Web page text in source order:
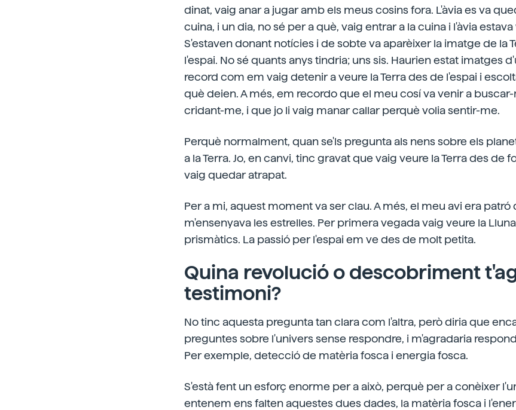
dinat, vaig anar a jugar amb els meus cosins fora. L'àvia es va
cuina, i un dia, no sé per a què, vaig entrar a la cuina i l'àvia
S'estaven donant notícies i de sobte va aparèixer la imatge de la
l'espai. No sé quants anys tindria; uns sis. Haurien estat imatges
record com em vaig detenir a veure la Terra des de l'espai i
què deien. A més, em recordo que el meu cosí va venir a
cridant-me, i que jo li vaig manar callar perquè volia sentir-me.
Perquè normalment, quan se'ls pregunta als nens sobre els
a la Terra. Jo, en canvi, tinc gravat que vaig veure la Terra des de
vaig quedar atrapat.
Per a mi, aquest moment va ser clau. A més, el meu avi era patró
m'ensenyava les estrelles. Per primera vegada vaig veure la
prismàtics. La passió per l'espai em ve des de molt petita.
Quina revolució o descobriment
testimoni?
No tinc aquesta pregunta tan clara com l'altra, però diria que
preguntes sobre l'univers sense respondre, i m'agradaria
Per exemple, detecció de matèria fosca i energia fosca.
S'està fent un esforç enorme per a això, perquè per a conèixer
entenem ens falten aquestes dues dades, la matèria fosca i